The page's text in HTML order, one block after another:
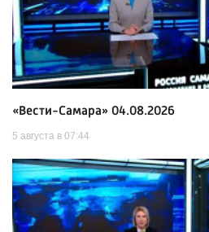
«Вести-Самара» 04.08.2026
5 августа в 07:44